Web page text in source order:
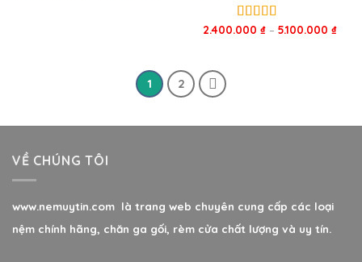
Được xếp
2.400.000 ₫– 5.100.000 ₫
1 2
VỀ CHÚNG TÔI
www.nemuytin.com là trang web chuyên cung cấp các loại
nệm chính hãng, chăn ga gối, rèm cửa chất lượng và uy tín.